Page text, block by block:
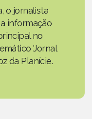
o jornalista
informação
no
'Jornal
da Planície.